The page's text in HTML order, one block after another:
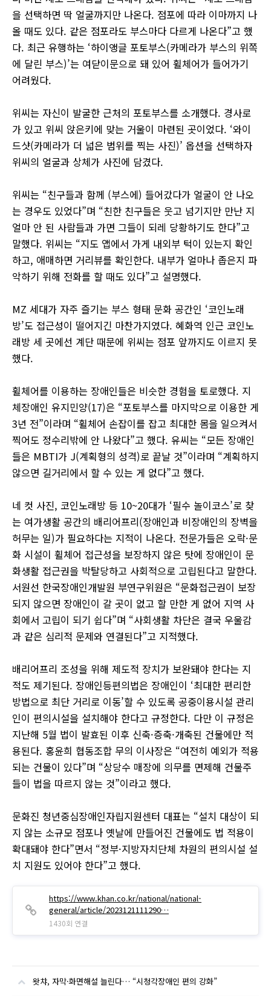
을 선택하면 딱 얼굴까지만 나온다. 점포에 따라 이마까지 나
올 때도 있다. 같은 점포라도 부스마다 다르게 나온다”고 했
다. 최근 유행하는 ‘하이앵글 포토부스(카메라가 부스의 위쪽
에 달린 부스)’는 여닫이문으로 돼 있어 휠체어가 들어가기
어려웠다.
위씨는 자신이 발굴한 근처의 포토부스를 소개했다. 경사로
가 있고 위씨 앉은키에 맞는 거울이 마련된 곳이었다. ‘와이
드샷(카메라가 더 넓은 범위를 찍는 사진)’ 옵션을 선택하자
위씨의 얼굴과 상체가 사진에 담겼다.
위씨는 “친구들과 함께 (부스에) 들어갔다가 얼굴이 안 나오
는 경우도 있었다”며 “친한 친구들은 웃고 넘기지만 만난 지
얼마 안 된 사람들과 가면 그들이 되레 당황하기도 한다”고
말했다. 위씨는 “지도 앱에서 가게 내외부 턱이 있는지 확인
하고, 애매하면 거리뷰를 확인한다. 내부가 얼마나 좁은지 파
악하기 위해 전화를 할 때도 있다”고 설명했다.
MZ 세대가 자주 즐기는 부스 형태 문화 공간인 ‘코인노래
방’도 접근성이 떨어지긴 마찬가지였다. 혜화역 인근 코인노
래방 세 곳에선 계단 때문에 위씨는 점포 앞까지도 이르지 못
했다.
휠체어를 이용하는 장애인들은 비슷한 경험을 토로했다. 지
체장애인 유지민양(17)은 “포토부스를 마지막으로 이용한 게
3년 전”이라며 “휠체어 손잡이를 잡고 최대한 몸을 일으켜서
찍어도 정수리밖에 안 나왔다”고 했다. 유씨는 “모든 장애인
들은 MBTI가 J(계획형의 성격)로 끝날 것”이라며 “계획하지
않으면 길거리에서 할 수 있는 게 없다”고 했다.
네 컷 사진, 코인노래방 등 10~20대가 ‘필수 놀이코스’로 찾
는 여가생활 공간의 배리어프리(장애인과 비장애인의 장벽을
허무는 일)가 필요하다는 지적이 나온다. 전문가들은 오락·문
화 시설이 휠체어 접근성을 보장하지 않은 탓에 장애인이 문
화생활 접근권을 박탈당하고 사회적으로 고립된다고 말한다.
서원선 한국장애인개발원 부연구위원은 “문화접근권이 보장
되지 않으면 장애인이 갈 곳이 없고 할 만한 게 없어 지역 사
회에서 고립이 되기 쉽다”며 “사회생활 차단은 결국 우울감
과 같은 심리적 문제와 연결된다”고 지적했다.
배리어프리 조성을 위해 제도적 장치가 보완돼야 한다는 지
적도 제기된다. 장애인등편의법은 장애인이 ‘최대한 편리한
방법으로 최단 거리로 이동’할 수 있도록 공중이용시설 관리
인이 편의시설을 설치해야 한다고 규정한다. 다만 이 규정은
지난해 5월 법이 발효된 이후 신축·증축·개축된 건물에만 적
용된다. 홍윤희 협동조합 무의 이사장은 “여전히 예외가 적용
되는 건물이 있다”며 “상당수 매장에 의무를 면제해 건물주
들이 법을 따르지 않는 것”이라고 했다.
문화진 청년중심장애인자립지원센터 대표는 “설치 대상이 되
지 않는 소규모 점포나 옛날에 만들어진 건물에도 법 적용이
확대돼야 한다”면서 “정부·지방자치단체 차원의 편의시설 설
치 지원도 있어야 한다”고 했다.
https://www.khan.co.kr/national/national-
general/article/2023121111290…
1430회 연결
왓챠, 자막·화면해설 늘린다… “시청각장애인 편의 강화”